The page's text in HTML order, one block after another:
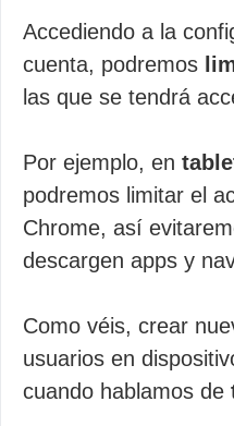
Accediendo a la
cuenta, podremos
las que se tendrá
Por ejemplo, en
podremos limitar el
Chrome, así
descargen apps y
Como véis, crear
usuarios en
cuando hablamos de